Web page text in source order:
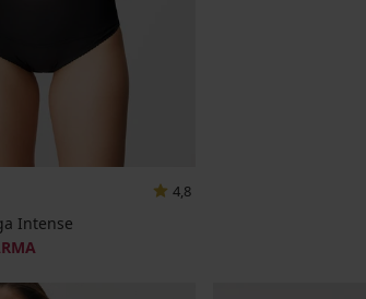
4,8
Intense